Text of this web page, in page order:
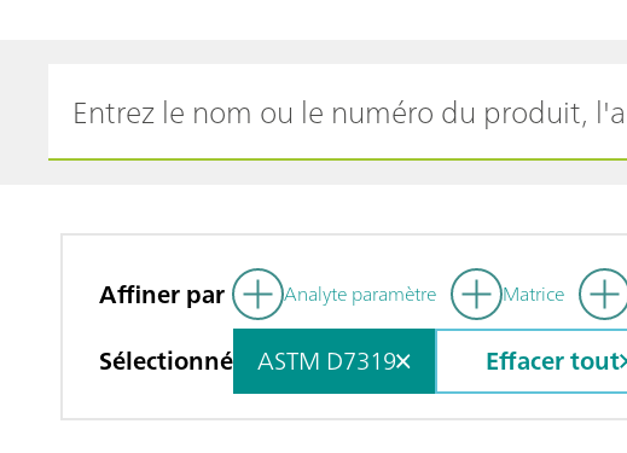
Affiner par Analyte paramètre Matrice
Sélectionné ASTM D7319 Effacer tout